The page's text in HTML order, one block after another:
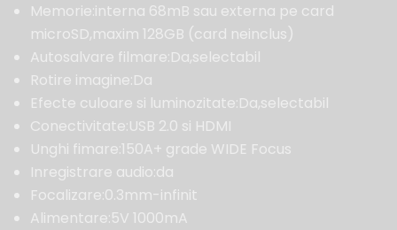
Memorie:interna 68mB sau externa pe card
microSD,maxim 128GB (card neinclus)
Autosalvare filmare:Da,selectabil
Rotire imagine:Da
Efecte culoare si luminozitate:Da,selectabil
Conectivitate:USB 2.0 si HDMI
Unghi fimare:150A+ grade WIDE Focus
Inregistrare audio:da
Focalizare:0.3mm-infinit
Alimentare:5V 1000mA